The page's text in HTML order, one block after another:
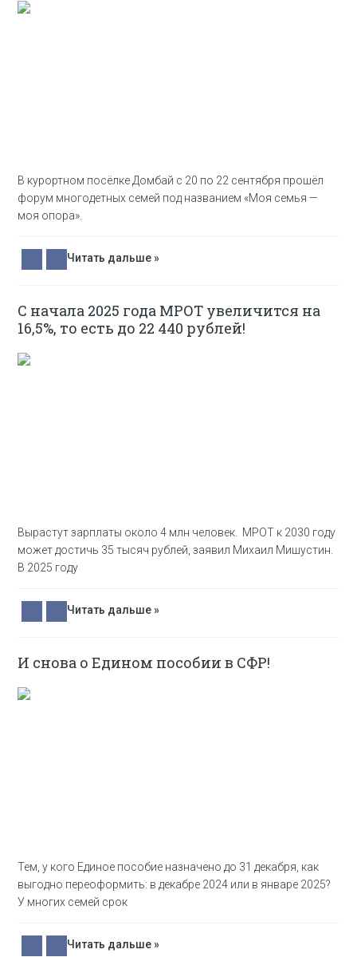
В курортном посёлке Домбай с 20 по 22 сентября прошёл
форум многодетных семей под названием «Моя семья —
моя опора».
Читать дальше »
С начала 2025 года МРОТ увеличится на
16,5%, то есть до 22 440 рублей!
Вырастут зарплаты около 4 млн человек. МРОТ к 2030 году
может достичь 35 тысяч рублей, заявил Михаил Мишустин.
В 2025 году
Читать дальше »
И снова о Едином пособии в СФР!
Тем, у кого Единое пособие назначено до 31 декабря, как
выгодно переоформить: в декабре 2024 или в январе 2025?
У многих семей срок
Читать дальше »